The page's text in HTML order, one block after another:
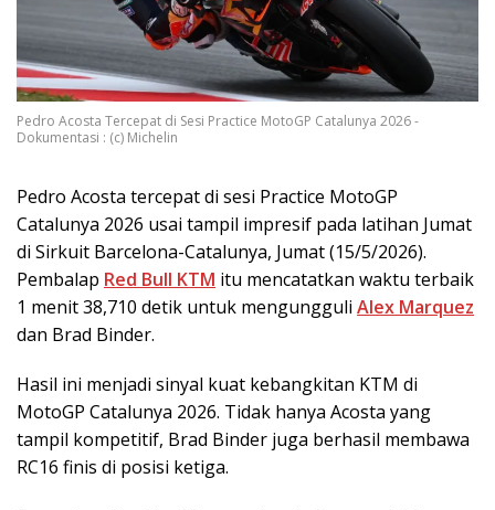
Pedro Acosta Tercepat di Sesi Practice MotoGP Catalunya 2026 -
Dokumentasi : (c) Michelin
Pedro Acosta tercepat di sesi Practice MotoGP
Catalunya 2026 usai tampil impresif pada latihan Jumat
di Sirkuit Barcelona-Catalunya, Jumat (15/5/2026).
Pembalap Red Bull KTM itu mencatatkan waktu terbaik
1 menit 38,710 detik untuk mengungguli Alex Marquez
dan Brad Binder.
Hasil ini menjadi sinyal kuat kebangkitan KTM di
MotoGP Catalunya 2026. Tidak hanya Acosta yang
tampil kompetitif, Brad Binder juga berhasil membawa
RC16 finis di posisi ketiga.